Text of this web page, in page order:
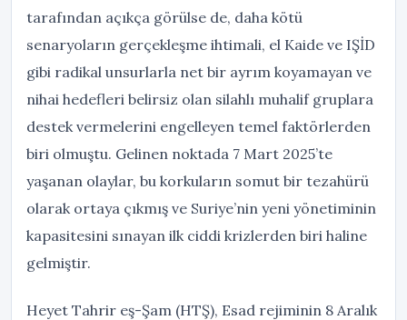
tarafından açıkça görülse de, daha kötü
senaryoların gerçekleşme ihtimali, el Kaide ve IŞİD
gibi radikal unsurlarla net bir ayrım koyamayan ve
nihai hedefleri belirsiz olan silahlı muhalif gruplara
destek vermelerini engelleyen temel faktörlerden
biri olmuştu. Gelinen noktada 7 Mart 2025’te
yaşanan olaylar, bu korkuların somut bir tezahürü
olarak ortaya çıkmış ve Suriye’nin yeni yönetiminin
kapasitesini sınayan ilk ciddi krizlerden biri haline
gelmiştir.
Heyet Tahrir eş-Şam (HTŞ), Esad rejiminin 8 Aralık